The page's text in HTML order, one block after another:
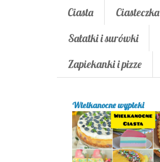
Ciasta Ciasteczka
Sałatki i surówki
Zapiekanki i pizze
Wielkanocne wypieki